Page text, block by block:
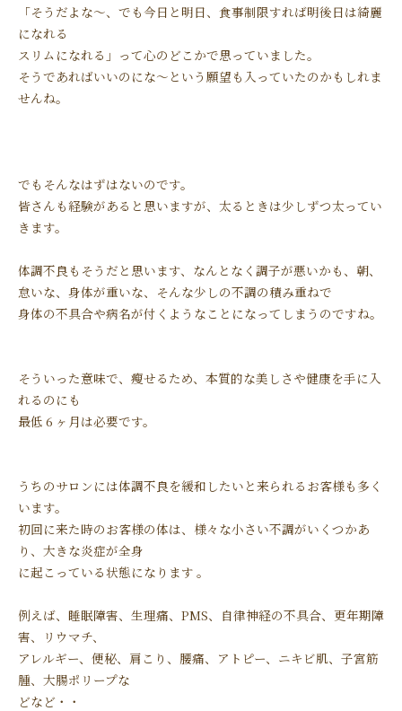
「そうだよな～、でも今日と明日、食事制限すれば明後日は綺麗
になれる
スリムになれる」って心のどこかで思っていました。
そうであればいいのにな～という願望も入っていたのかもしれま
せんね。
でもそんなはずはないのです。
皆さんも経験があると思いますが、太るときは少しずつ太ってい
きます。
体調不良もそうだと思います、なんとなく調子が悪いかも、朝、
怠いな、身体が重いな、そんな少しの不調の積み重ねで
身体の不具合や病名が付くようなことになってしまうのですね。
そういった意味で、瘦せるため、本質的な美しさや健康を手に入
れるのにも
最低 6 ヶ月は必要です。
うちのサロンには体調不良を緩和したいと来られるお客様も多く
います。
初回に来た時のお客様の体は、様々な小さい不調がいくつかあ
り、大きな炎症が全身
に起こっている状態になります 。
例えば、睡眠障害、生理痛、PMS、自律神経の不具合、更年期障
害、リウマチ、
アレルギー、便秘、肩こり、腰痛、アトピー、ニキビ肌、子宮筋
腫、大腸ポリープな
どなど・・